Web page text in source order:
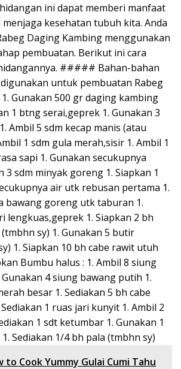
ini dapat memberi manfaat
kesehatan tubuh kita. Anda
Daging Kambing menggunakan
pembuatan. Berikut ini cara
##### Bahan-bahan
untuk pembuatan Rabeg
Gunakan 500 gr daging kambing
1 btng serai,geprek 1. Gunakan 3
Ambil 5 sdm kecap manis (atau
1 sdm gula merah,sisir 1. Ambil 1
sapi 1. Gunakan secukupnya
3 sdm minyak goreng 1. Siapkan 1
air utk rebusan pertama 1.
bawang goreng utk taburan 1.
lengkuas,geprek 1. Siapkan 2 bh
sy) 1. Gunakan 5 butir
1. Siapkan 10 bh cabe rawit utuh
Bumbu halus : 1. Ambil 8 siung
4 siung bawang putih 1.
besar 1. Sediakan 5 bh cabe
1 ruas jari kunyit 1. Ambil 2
1 sdt ketumbar 1. Gunakan 1
Sediakan 1/4 bh pala (tmbhn sy)
to Cook Yummy Gulai Cumi Tahu